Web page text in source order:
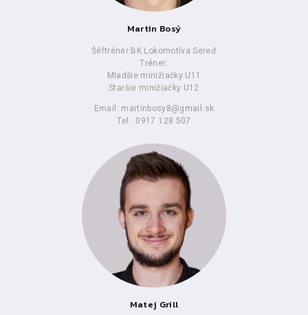
Martin Bosý
Šéftréner BK Lokomotíva Sereď
Tréner:
Mladšie minižiačky U11
Staršie minižiačky U12
Email: martinbosy8@gmail.sk
Tel.: 0917 128 507
Matej Grill